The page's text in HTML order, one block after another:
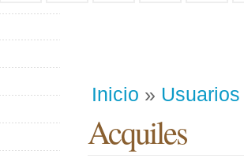
Inicio » Usuarios
Acquiles